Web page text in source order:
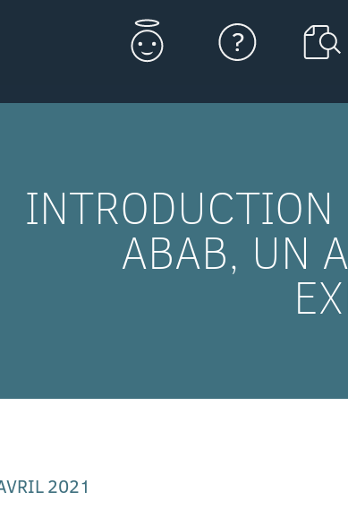
INTRODUCTION
ABAB, UN
2021